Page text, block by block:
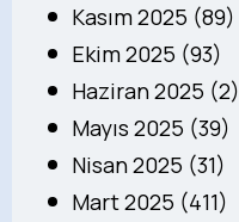
Kasım 2025 (89)
Ekim 2025 (93)
Haziran 2025 (2)
Mayıs 2025 (39)
Nisan 2025 (31)
Mart 2025 (411)